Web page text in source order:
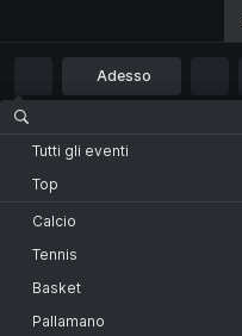
Adesso
3rd map
Tutti gli eventi
CATEGORIA
Counter-Strike
Esports World Cup
BB Storm
Tutti gli eventi
Top
Calcio
Tennis
Basket
Pallamano